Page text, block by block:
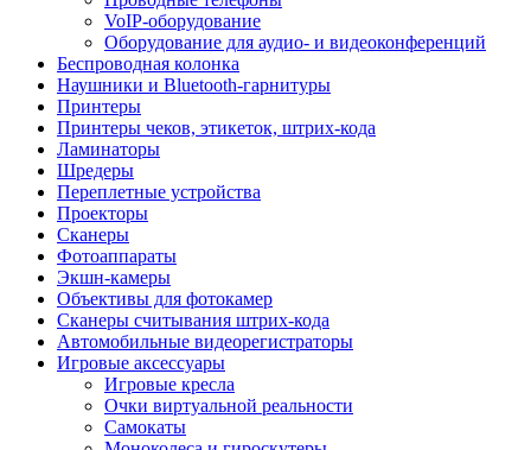
VoIP-оборудование
Оборудование для аудио- и видеоконференций
Беспроводная колонка
Наушники и Bluetooth-гарнитуры
Принтеры
Принтеры чеков, этикеток, штрих-кода
Ламинаторы
Шредеры
Переплетные устройства
Проекторы
Сканеры
Фотоаппараты
Экшн-камеры
Объективы для фотокамер
Сканеры считывания штрих-кода
Автомобильные видеорегистраторы
Игровые аксессуары
Игровые кресла
Очки виртуальной реальности
Самокаты